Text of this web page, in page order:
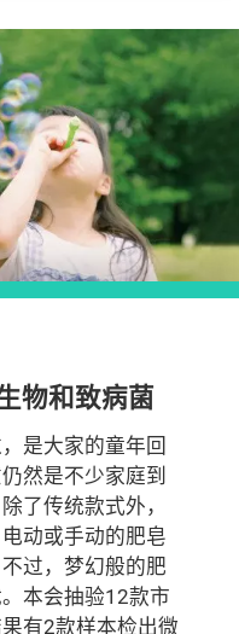
物和致病菌
是大家的童年回
然是不少家庭到
了传统款式外，
动或手动的肥皂
过，梦幻般的肥
本会抽验12款市
有2款样本检出微